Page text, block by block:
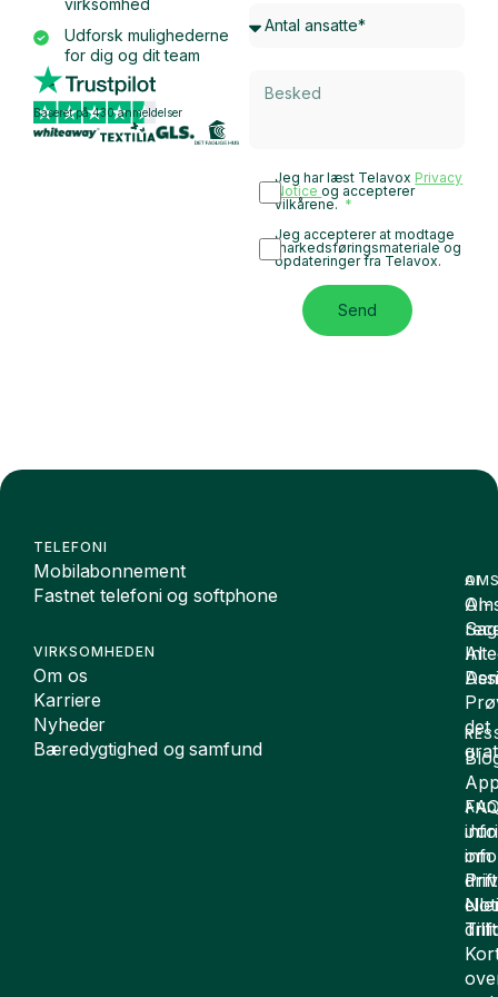
Udforsk mulighederne
for dig og dit team
Baseret på 430 anmeldelser
Jeg har læst Telavox Privacy
Noticeog accepterer
vilkårene.
Jeg accepterer at modtage
markedsføringsmateriale og
opdateringer fra Telavox.
Send
TELEFONI
Mobilabonnement
Fastnet telefoni og softphone
VIRKSOMHEDEN
Om os
Karriere
Nyheder
Bæredygtighed og samfund
om
drift
AI
AI-
AI
det